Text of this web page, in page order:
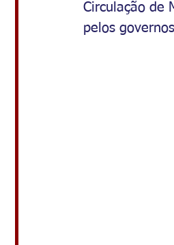
Circulação de
pelos